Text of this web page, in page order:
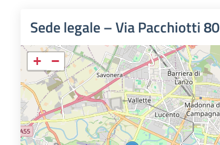
Sede legale – Via Pacchiotti 80
+ −